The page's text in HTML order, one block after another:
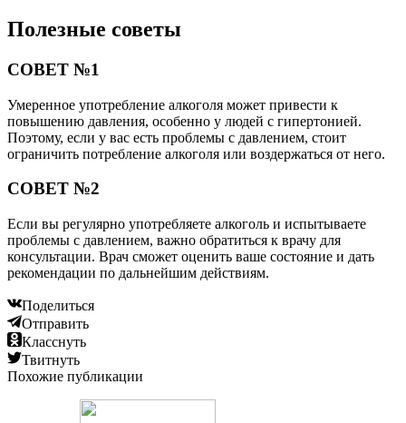
Полезные советы
СОВЕТ №1
Умеренное употребление алкоголя может привести к
повышению давления, особенно у людей с гипертонией.
Поэтому, если у вас есть проблемы с давлением, стоит
ограничить потребление алкоголя или воздержаться от него.
СОВЕТ №2
Если вы регулярно употребляете алкоголь и испытываете
проблемы с давлением, важно обратиться к врачу для
консультации. Врач сможет оценить ваше состояние и дать
рекомендации по дальнейшим действиям.
Поделиться
Отправить
Класснуть
Твитнуть
Похожие публикации